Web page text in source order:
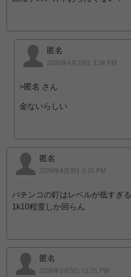
匿名
2026年4月19日 3:34 PM
>匿名 さん
金ないらしい
匿名
2026年4月3日 3:15 PM
パチンコの釘はレベルが低すぎる
1k10程度しか回らん
匿名
2026年3月5日 11:21 PM